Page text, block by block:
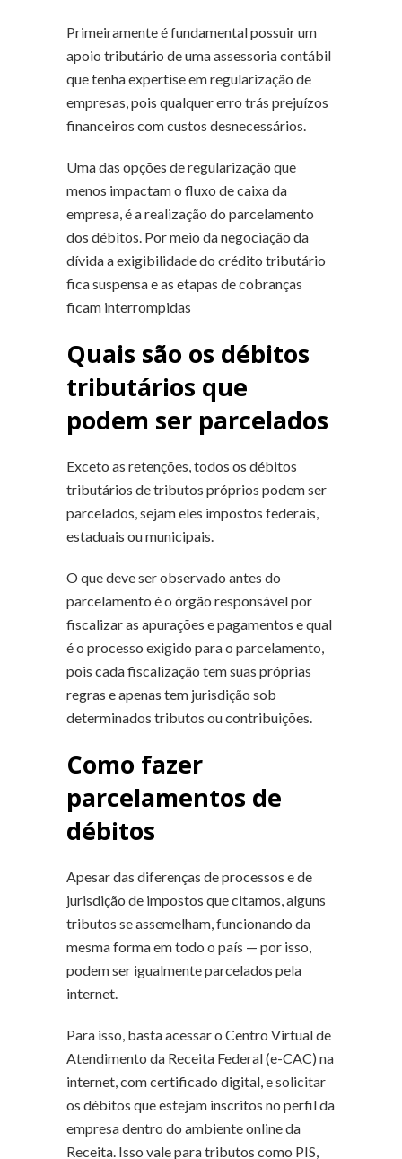
Primeiramente é fundamental possuir um
apoio tributário de uma assessoria contábil
que tenha expertise em regularização de
empresas, pois qualquer erro trás prejuízos
financeiros com custos desnecessários.
Uma das opções de regularização que
menos impactam o fluxo de caixa da
empresa, é a realização do parcelamento
dos débitos. Por meio da negociação da
dívida a exigibilidade do crédito tributário
fica suspensa e as etapas de cobranças
ficam interrompidas
Quais são os débitos
tributários que
podem ser parcelados
Exceto as retenções, todos os débitos
tributários de tributos próprios podem ser
parcelados, sejam eles impostos federais,
estaduais ou municipais.
O que deve ser observado antes do
parcelamento é o órgão responsável por
fiscalizar as apurações e pagamentos e qual
é o processo exigido para o parcelamento,
pois cada fiscalização tem suas próprias
regras e apenas tem jurisdição sob
determinados tributos ou contribuições.
Como fazer
parcelamentos de
débitos
Apesar das diferenças de processos e de
jurisdição de impostos que citamos, alguns
tributos se assemelham, funcionando da
mesma forma em todo o país — por isso,
podem ser igualmente parcelados pela
internet.
Para isso, basta acessar o Centro Virtual de
Atendimento da Receita Federal (e-CAC) na
internet, com certificado digital, e solicitar
os débitos que estejam inscritos no perfil da
empresa dentro do ambiente online da
Receita. Isso vale para tributos como PIS,